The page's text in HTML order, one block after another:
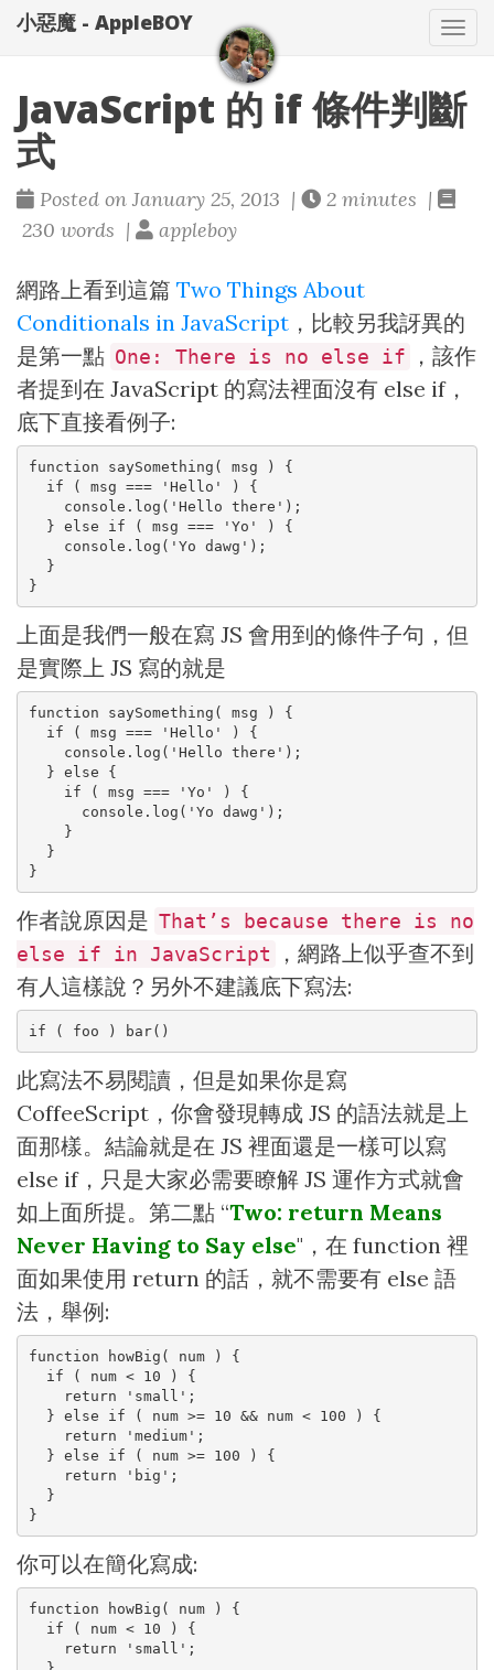
小惡魔 - AppleBOY
JavaScript 的 if 條件判斷
式
Posted on January 25, 2013 |
2 minutes |
230 words |
appleboy
網路上看到這篇 Two Things About
Conditionals in JavaScript ，比較另我訝異的
是第一點 One: There is no else if
，該作
者提到在 JavaScript 的寫法裡面沒有 else if，
底下直接看例子:
function saySomething( msg ) {
  if ( msg === 'Hello' ) {
    console.log('Hello there');
  } else if ( msg === 'Yo' ) {
    console.log('Yo dawg');
  }
}
上面是我們一般在寫 JS 會用到的條件子句，但
是實際上 JS 寫的就是
function saySomething( msg ) {
  if ( msg === 'Hello' ) {
    console.log('Hello there');
  } else {
    if ( msg === 'Yo' ) {
      console.log('Yo dawg');
    }
  }
}
作者說原因是 That’s because there is no
else if in JavaScript
，網路上似乎查不到
有人這樣說？另外不建議底下寫法:
if ( foo ) bar()
此寫法不易閱讀，但是如果你是寫
CoffeeScript，你會發現轉成 JS 的語法就是上
面那樣。結論就是在 JS 裡面還是一樣可以寫
else if，只是大家必需要瞭解 JS 運作方式就會
如上面所提。第二點 “Two: return Means
Never Having to Say else"，在 function 裡
面如果使用 return 的話，就不需要有 else 語
法，舉例:
function howBig( num ) {
  if ( num < 10 ) {
    return 'small';
  } else if ( num >= 10 && num < 100 ) {
    return 'medium';
  } else if ( num >= 100 ) {
    return 'big';
  }
}
你可以在簡化寫成:
function howBig( num ) {
  if ( num < 10 ) {
    return 'small';